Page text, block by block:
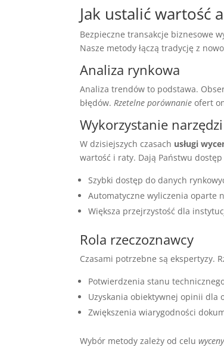
Jak ustalić wartość
Bezpieczne transakcje biznesowe
Nasze metody łączą tradycję z
Analiza rynkowa
Analiza trendów to podstawa.
błędów. Rzetelne porównanie ofert
Wykorzystanie
W dzisiejszych czasach usługi
wartość i raty. Dają Państwu
Szybki dostęp do danych
Automatyczne wyliczenia oparte
Większa przejrzystość dla
Rola rzeczoznawcy
Czasami potrzebne są ekspertyzy.
Potwierdzenia stanu
Uzyskania obiektywnej opinii dla
Zwiększenia wiarygodności
Wybór metody zależy od celu